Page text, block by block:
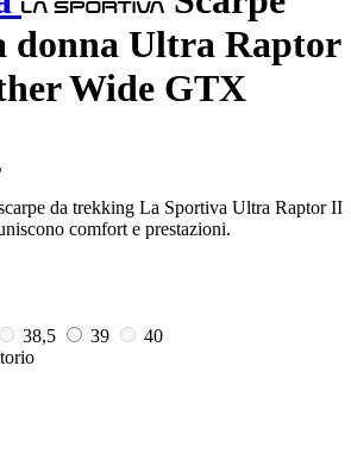
donna Ultra Raptor
Wide GTX
da trekking La Sportiva Ultra Raptor II
comfort e prestazioni.
38,5 39
40